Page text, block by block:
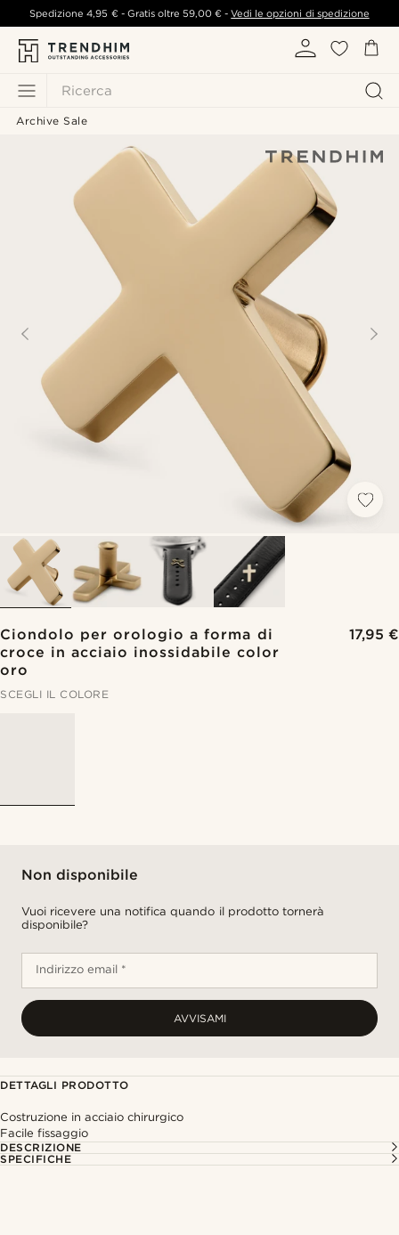
Ricerca
Spedizione4,95 €- Gratis oltre 59,00 € -Vedi le opzioni di spedizione
Archive Sale
Ciondolo per orologio a forma di
croce in acciaio inossidabile color
oro
17,95 €
SCEGLI IL COLORE
Non disponibile
Vuoi ricevere una notifica quando il prodotto tornerà
disponibile?
Indirizzo email *
AVVISAMI
DETTAGLI PRODOTTO
Costruzione in acciaio chirurgico
Facile fissaggio
DESCRIZIONE
SPECIFICHE